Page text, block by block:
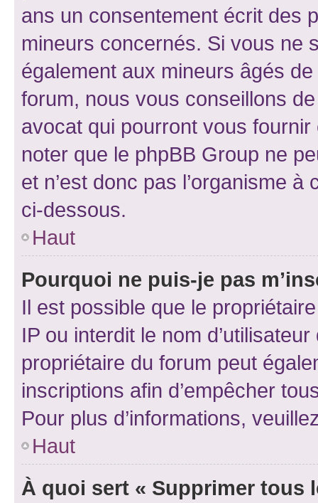
ans un consentement écrit des
mineurs concernés. Si vous ne
également aux mineurs âgés
forum, nous vous conseillons
avocat qui pourront vous
noter que le phpBB Group ne
et n’est donc pas l’organisme
ci-dessous.
Haut
Pourquoi ne puis-je pas
Il est possible que le
IP ou interdit le nom
propriétaire du forum peut
inscriptions afin d’empêcher
Pour plus d’informations,
Haut
À quoi sert « Supprimer tous